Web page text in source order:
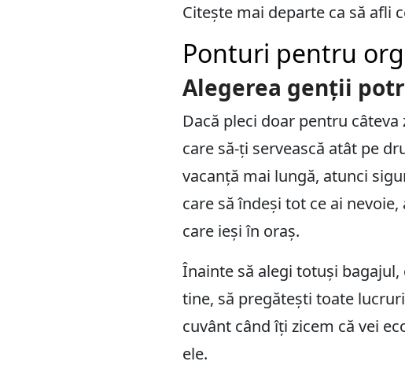
Citește mai departe ca să afli
Ponturi pentru
Alegerea genții
Dacă pleci doar pentru
care să-ți servească atât pe
vacanță mai lungă, atunci
care să îndeși tot ce ai
care ieși în oraș.
Înainte să alegi totuși
tine, să pregătești toate
cuvânt când îți zicem că vei
ele.